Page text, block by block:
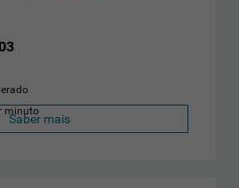
minuto
Saber mais